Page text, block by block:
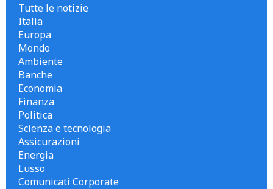
Tutte le notizie
Italia
Europa
Mondo
Ambiente
Banche
Economia
Finanza
Politica
Scienza e tecnologia
Assicurazioni
Energia
Lusso
Comunicati Corporate